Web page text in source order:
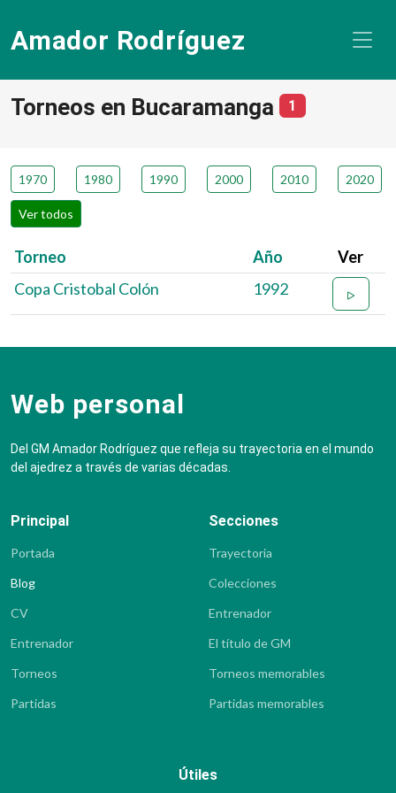
Amador Rodríguez
Torneos en Bucaramanga 1
1970 1980 1990 2000 2010 2020
Ver todos
Torneo Año
Ver
Copa Cristobal Colón
1992
Web personal
Del GM Amador Rodríguez que refleja su trayectoria en el mundo
del ajedrez a través de varias décadas.
Principal
Portada
Blog
CV
Entrenador
Torneos
Partidas
Secciones
Trayectoria
Colecciones
Entrenador
El título de GM
Torneos memorables
Partidas memorables
Útiles